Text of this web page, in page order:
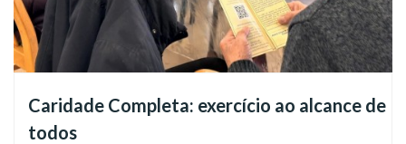
a mãe consumiu drogas durante a gestação e que a criança
fica com sequelas graves, são circunstâncias difíceis de
enfrentar, mas jamais devem ser empecilhos, pois podem ser
vencidas quando nós buscamos o Amparo Divino. Com ele,
teremos melhores condições de buscar as providências
Caridade Completa: exercício ao alcance de
todos